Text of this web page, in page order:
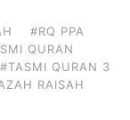
#RQ PPA
QURAN
#TASMI QURAN 3
RAISAH